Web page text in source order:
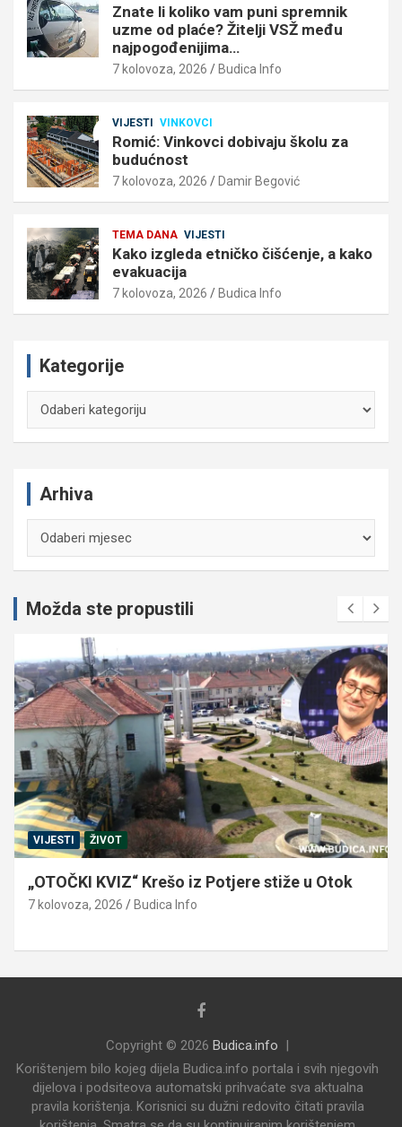
Znate li koliko vam puni spremnik
uzme od plaće? Žitelji VSŽ među
najpogođenijima…
7 kolovoza, 2026 Budica Info
VIJESTI VINKOVCI
Romić: Vinkovci dobivaju školu za
budućnost
7 kolovoza, 2026 Damir Begović
TEMA DANA VIJESTI
Kako izgleda etničko čišćenje, a kako
evakuacija
7 kolovoza, 2026 Budica Info
Kategorije
Arhiva
Možda ste propustili
VIJESTI ŽIVOT
„OTOČKI KVIZ“ Krešo iz Potjere stiže u Otok
7 kolovoza, 2026 Budica Info
Copyright © 2026 Budica.info
Korištenjem bilo kojeg dijela Budica.info portala i svih njegovih
dijelova i podsiteova automatski prihvaćate sva aktualna
pravila korištenja. Korisnici su dužni redovito čitati pravila